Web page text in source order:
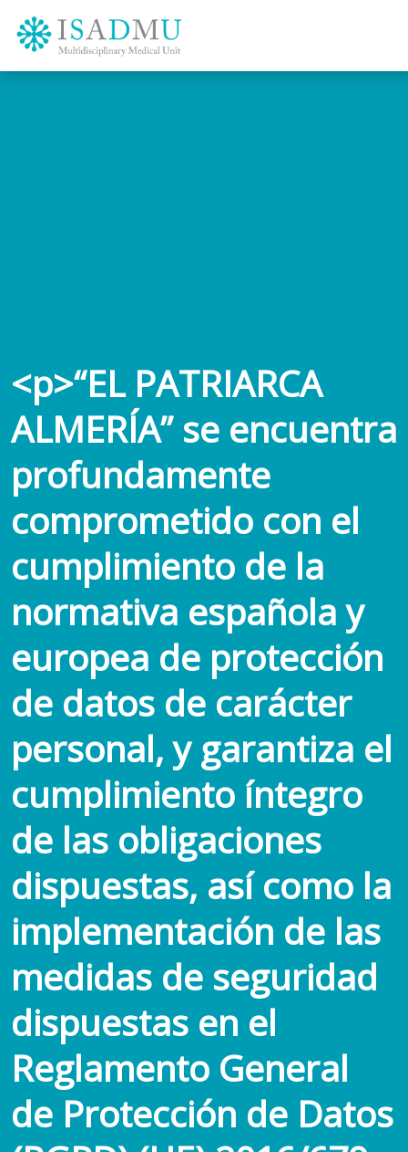
<p>“EL PATRIARCA
ALMERÍA” se encuentra
profundamente
comprometido con el
cumplimiento de la
normativa española y
europea de protección
de datos de carácter
personal, y garantiza el
cumplimiento íntegro
de las obligaciones
dispuestas, así como la
implementación de las
medidas de seguridad
dispuestas en el
Reglamento General
de Protección de Datos